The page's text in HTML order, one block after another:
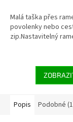
Malá taška přes
povolenky nebo
zip.Nastavitelný
Popis Podobné